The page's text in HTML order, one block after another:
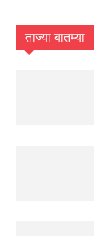
ताज्या बातम्या